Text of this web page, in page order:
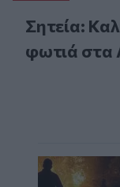
Σητεία:
φωτιά στα